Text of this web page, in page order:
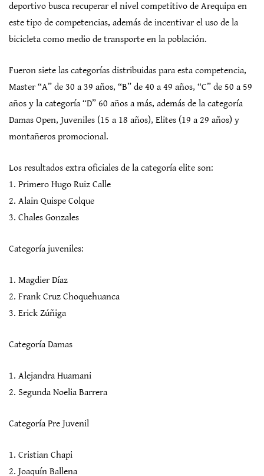
deportivo busca recuperar el nivel competitivo de Arequipa en
este tipo de competencias, además de incentivar el uso de la
bicicleta como medio de transporte en la población.
Fueron siete las categorías distribuidas para esta competencia,
Master “A” de 30 a 39 años, “B” de 40 a 49 años, “C” de 50 a 59
años y la categoría “D” 60 años a más, además de la categoría
Damas Open, Juveniles (15 a 18 años), Elites (19 a 29 años) y
montañeros promocional.
Los resultados extra oficiales de la categoría elite son:
1. Primero Hugo Ruiz Calle
2. Alain Quispe Colque
3. Chales Gonzales
Categoría juveniles:
1. Magdier Díaz
2. Frank Cruz Choquehuanca
3. Erick Zúñiga
Categoría Damas
1. Alejandra Huamani
2. Segunda Noelia Barrera
Categoría Pre Juvenil
1. Cristian Chapi
2. Joaquín Ballena